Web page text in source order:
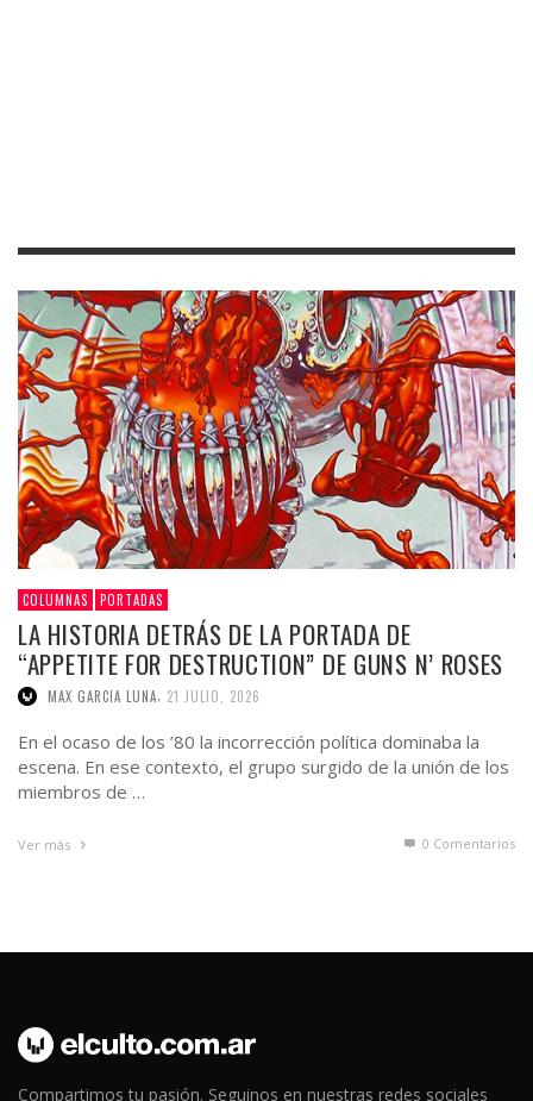
COLUMNAS PORTADAS
LA HISTORIA DETRÁS DE LA PORTADA DE
“APPETITE FOR DESTRUCTION” DE GUNS N’ ROSES
MAX GARCIA LUNA 21 JULIO, 2026
En el ocaso de los ’80 la incorrección política dominaba la
escena. En ese contexto, el grupo surgido de la unión de los
miembros de …
Ver más 0 Comentarios
Compartimos tu pasión. Seguinos en nuestras redes sociales